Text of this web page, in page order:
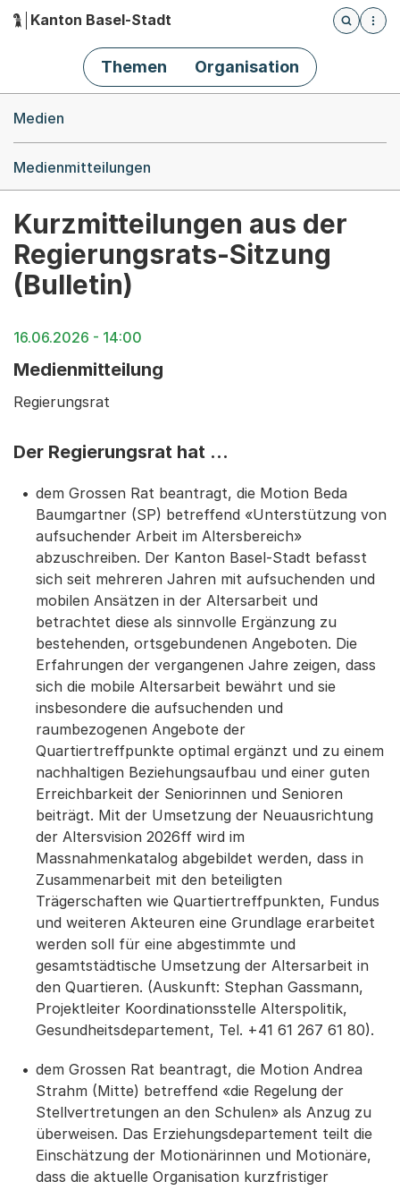
Hauptnavigation
Kanton Basel-Stadt
Öffnet
Themen Organisation
Medien
Medienmitteilungen
Kurzmitteilungen aus der
Regierungsrats-Sitzung
(Bulletin)
16.06.2026 - 14:00
Medienmitteilung
Regierungsrat
Der Regierungsrat hat …
dem Grossen Rat beantragt, die Motion Beda
Baumgartner (SP) betreffend «Unterstützung von
aufsuchender Arbeit im Altersbereich»
abzuschreiben. Der Kanton Basel-Stadt befasst
sich seit mehreren Jahren mit aufsuchenden und
mobilen Ansätzen in der Altersarbeit und
betrachtet diese als sinnvolle Ergänzung zu
bestehenden, ortsgebundenen Angeboten. Die
Erfahrungen der vergangenen Jahre zeigen, dass
sich die mobile Altersarbeit bewährt und sie
insbesondere die aufsuchenden und
raumbezogenen Angebote der
Quartiertreffpunkte optimal ergänzt und zu einem
nachhaltigen Beziehungsaufbau und einer guten
Erreichbarkeit der Seniorinnen und Senioren
beiträgt. Mit der Umsetzung der Neuausrichtung
der Altersvision 2026ff wird im
Massnahmenkatalog abgebildet werden, dass in
Zusammenarbeit mit den beteiligten
Trägerschaften wie Quartiertreffpunkten, Fundus
und weiteren Akteuren eine Grundlage erarbeitet
werden soll für eine abgestimmte und
gesamtstädtische Umsetzung der Altersarbeit in
den Quartieren. (Auskunft: Stephan Gassmann,
Projektleiter Koordinationsstelle Alterspolitik,
Gesundheitsdepartement, Tel. +41 61 267 61 80).
dem Grossen Rat beantragt, die Motion Andrea
Strahm (Mitte) betreffend «die Regelung der
Stellvertretungen an den Schulen» als Anzug zu
überweisen. Das Erziehungsdepartement teilt die
Einschätzung der Motionärinnen und Motionäre,
dass die aktuelle Organisation kurzfristiger